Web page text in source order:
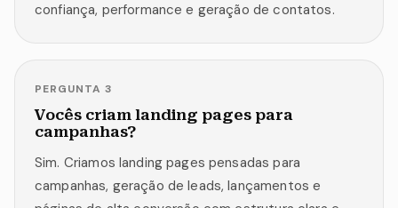
confiança, performance e geração de contatos.
PERGUNTA 3
Vocês criam landing pages para
campanhas?
Sim. Criamos landing pages pensadas para
campanhas, geração de leads, lançamentos e